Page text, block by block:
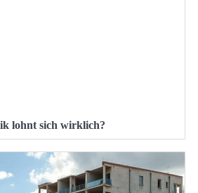
lohnt sich wirklich?